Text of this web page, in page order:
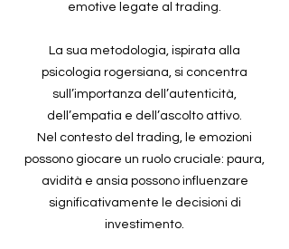
emotive legate al trading.
La sua metodologia, ispirata alla
psicologia rogersiana, si concentra
sull’importanza dell’autenticità,
dell’empatia e dell’ascolto attivo.
Nel contesto del trading, le emozioni
possono giocare un ruolo cruciale: paura,
avidità e ansia possono influenzare
significativamente le decisioni di
investimento.